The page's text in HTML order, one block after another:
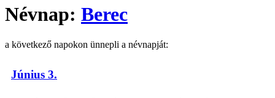
Névnap: Berec
a következő napokon ünnepli a névnapját:
Június 3.